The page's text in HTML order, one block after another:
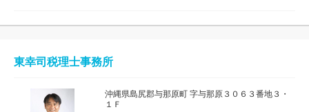
東幸司税理士事務所
沖縄県島尻郡与那原町 字与那原３０６３番地３・
１Ｆ